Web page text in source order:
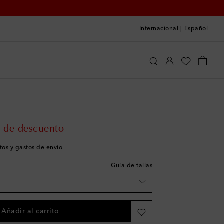
Internacional Español
de descuento
y gastos de envío
Guía de tallas
Añadir al carrito